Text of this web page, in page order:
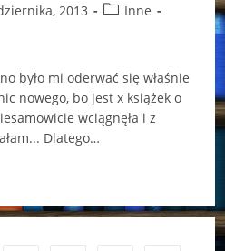
2013
PostInne
było mi oderwać się właśnie
nowego, bo jest x książek o
wciągnęła i z
Dlatego…